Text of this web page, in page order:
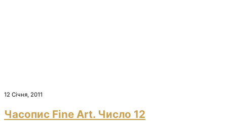
12 Січня, 2011
Часопис Fine Art. Число 12